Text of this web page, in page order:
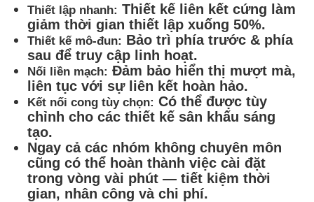
Thiết lập nhanh: Thiết kế liên kết cứng làm
giảm thời gian thiết lập xuống 50%.
Thiết kế mô-đun: Bảo trì phía trước & phía
sau để truy cập linh hoạt.
Nối liền mạch: Đảm bảo hiển thị mượt mà,
liên tục với sự liên kết hoàn hảo.
Kết nối cong tùy chọn: Có thể được tùy
chỉnh cho các thiết kế sân khấu sáng
tạo.
Ngay cả các nhóm không chuyên môn
cũng có thể hoàn thành việc cài đặt
trong vòng vài phút — tiết kiệm thời
gian, nhân công và chi phí.